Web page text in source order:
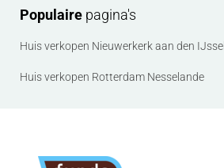
Populaire pagina's
Huis verkopen Nieuwerkerk aan den IJssel
Huis verkopen Rotterdam Nesselande